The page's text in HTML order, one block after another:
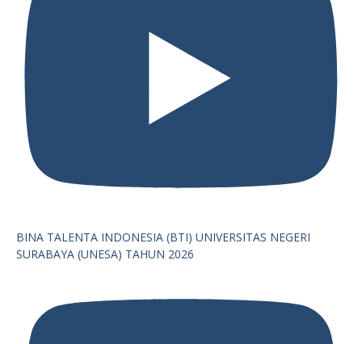
BINA TALENTA INDONESIA (BTI) UNIVERSITAS NEGERI
SURABAYA (UNESA) TAHUN 2026